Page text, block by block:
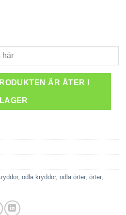
ÄR ÅTER I
LAGER
, odla kryddor, odla örter, örter,